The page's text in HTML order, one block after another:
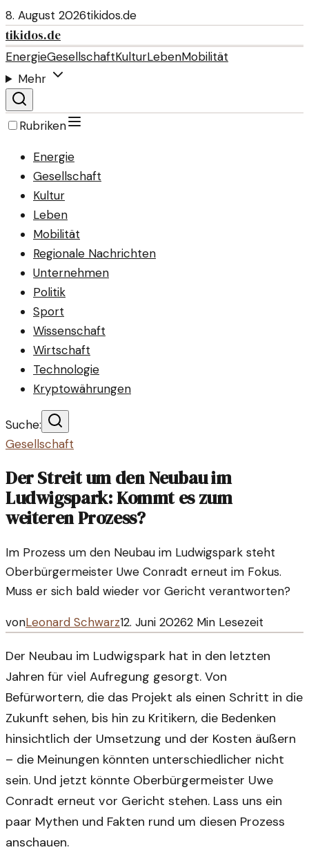
8. August 2026tikidos.de
tikidos.de
EnergieGesellschaftKulturLebenMobilität
Mehr
Rubriken
Energie
Gesellschaft
Kultur
Leben
Mobilität
Regionale Nachrichten
Unternehmen
Politik
Sport
Wissenschaft
Wirtschaft
Technologie
Kryptowährungen
Suche:
Gesellschaft
Der Streit um den Neubau im
Ludwigspark: Kommt es zum
weiteren Prozess?
Im Prozess um den Neubau im Ludwigspark steht
Oberbürgermeister Uwe Conradt erneut im Fokus.
Muss er sich bald wieder vor Gericht verantworten?
vonLeonard Schwarz12. Juni 20262 Min Lesezeit
Der Neubau im Ludwigspark hat in den letzten
Jahren für viel Aufregung gesorgt. Von
Befürwortern, die das Projekt als einen Schritt in die
Zukunft sehen, bis hin zu Kritikern, die Bedenken
hinsichtlich der Umsetzung und der Kosten äußern
– die Meinungen könnten unterschiedlicher nicht
sein. Und jetzt könnte Oberbürgermeister Uwe
Conradt erneut vor Gericht stehen. Lass uns ein
paar Mythen und Fakten rund um diesen Prozess
anschauen.